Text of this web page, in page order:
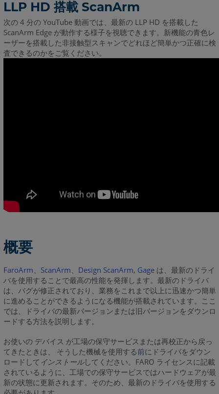
LLP HD 搭載 ScanArm
次の 4 分の YouTube 動画では、最新の LLP HD を搭載した
ScanArm Edge が動作する様子を視聴できます。新機能の青色レ
ーザーを搭載した非接触型スキャンでどれほど簡単かつ正確に検
査できるのかをご覧ください。
概要
FaroArm、 ScanArm、 Design ScanArm, Gageは、最新のドライ
バを使用することで最高の性能を発揮します。最新のドライバ
は、バグが修正されており、業務をこれまで以上に迅速かつ簡単
に進めることができるようになる機能が搭載されています。ここ
では、ドライバの最新バージョンまたは旧バージョンをダウンロ
ードする方法を説明します。
お使いの デバイス が工場の保守サービスまたは再校正から戻っ
てきたときは、 そうした機械を使用する前にドライバをダウン
ロードして インストールしてください。FARO ライセンスに記載
されているように、工場での保守サービスではハードウェアが最
新の状態に更新されます。そのため、最新のドライバを使用する